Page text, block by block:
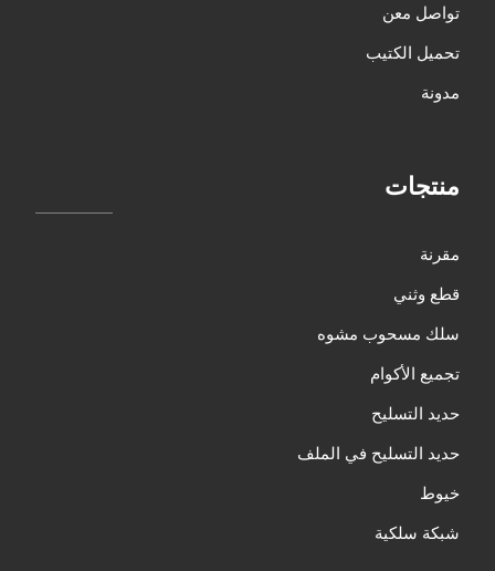
تواصل معن
تحميل الكتيب
مدونة
منتجات
مقرنة
قطع وثني
سلك مسحوب مشوه
تجميع الأكوام
حديد التسليح
حديد التسليح في الملف
خيوط
شبكة سلكية